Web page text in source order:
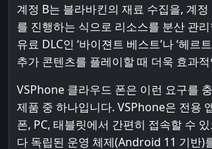
계정 B는 블라바킨의 재료 수집을, 계정
를 진행하는 식으로 리소스를 분산 관
유료 DLC인 ‘바이젼트 베스트’나 ‘헤르
추가 콘텐츠를 플레이할 때 더욱 효과
VSPhone 클라우드 폰은 이런 요구를
제품 중 하나입니다. VSPhone은 전용
폰, PC, 태블릿에서 간편히 접속할 수
다 독립된 운영 체제(Android 11 기반)